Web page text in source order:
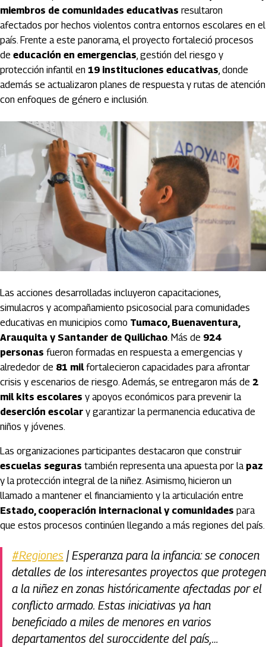
miembros de comunidades educativas resultaron
afectados por hechos violentos contra entornos escolares en el
país. Frente a este panorama, el proyecto fortaleció procesos
de educación en emergencias, gestión del riesgo y
protección infantil en 19 instituciones educativas, donde
además se actualizaron planes de respuesta y rutas de atención
con enfoques de género e inclusión.
Las acciones desarrolladas incluyeron capacitaciones,
simulacros y acompañamiento psicosocial para comunidades
educativas en municipios como Tumaco, Buenaventura,
Arauquita y Santander de Quilichao. Más de 924
personas fueron formadas en respuesta a emergencias y
alrededor de 81 milfortalecieron capacidades para afrontar
crisis y escenarios de riesgo. Además, se entregaron más de 2
mil kits escolares y apoyos económicos para prevenir la
deserción escolar y garantizar la permanencia educativa de
niños y jóvenes.
Las organizaciones participantes destacaron que construir
escuelas seguras también representa una apuesta por la paz
y la protección integral de la niñez. Asimismo, hicieron un
llamado a mantener el financiamiento y la articulación entre
Estado, cooperación internacional y comunidades para
que estos procesos continúen llegando a más regiones del país.
#Regiones | Esperanza para la infancia: se conocen
detalles de los interesantes proyectos que protegen
a la niñez en zonas históricamente afectadas por el
conflicto armado. Estas iniciativas ya han
beneficiado a miles de menores en varios
departamentos del suroccidente del país,…